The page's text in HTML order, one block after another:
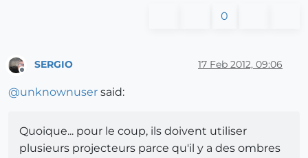
0
SERGIO 17 Feb 2012, 09:06
@unknownuser said:
Quoique... pour le coup, ils doivent utiliser
plusieurs projecteurs parce qu'il y a des ombres